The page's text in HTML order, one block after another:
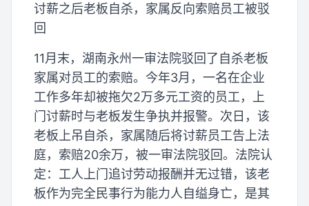
讨薪之后老板自杀，家属反向索赔员工被驳
回
11月末，湖南永州一审法院驳回了自杀老板
家属对员工的索赔。今年3月，一名在企业
工作多年却被拖欠2万多元工资的员工，上
门讨薪时与老板发生争执并报警。次日，该
老板上吊自杀，家属随后将讨薪员工告上法
庭，索赔20余万，被一审法院驳回。法院认
定：工人上门追讨劳动报酬并无过错，该老
板作为完全民事行为能力人自缢身亡，是其